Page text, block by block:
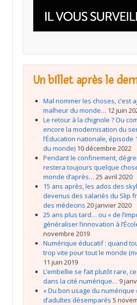
Un billet après le
Mal nommer les choses, c’est
malheur du monde… 12 juin
Le retour à la chignole ? Ou
encore la modernisation du
l’Éducation nationale, épisode
du monde) 10 décembre 2022
Pendant le confinement,
restera toujours quelque
monde d’après… 25 avril 2020
15 ans après, les ados des
devenus des salariés du Slip
des médecins 20 janvier 2020
25 ans plus tard… ou « de
généraliser l’innovation à
novembre 2019
Numérique éducatif : quand
trop vite pour tout le monde
11 juin 2019
L’embellie se fait plutôt rare,
dans la cité numérique… 9
« Du bon usage du numérique
d’adultes désemparés 5